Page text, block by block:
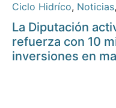
Ciclo Hidríco, Noticias,
La Diputación
refuerza con 10
inversiones en